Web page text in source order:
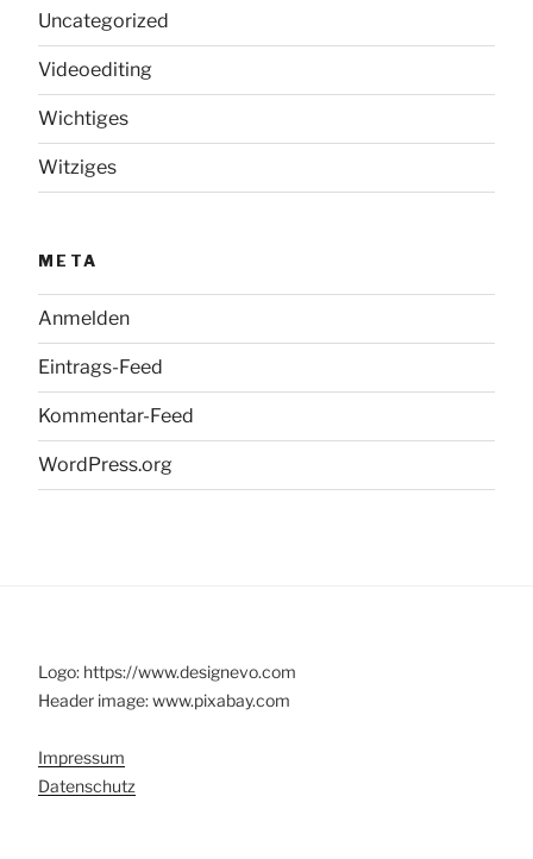
Uncategorized
Videoediting
Wichtiges
Witziges
META
Anmelden
Eintrags-Feed
Kommentar-Feed
WordPress.org
Logo: https://www.designevo.com
Header image: www.pixabay.com
Impressum
Datenschutz